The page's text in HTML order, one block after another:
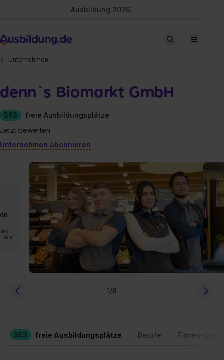
Ausbildung 2026
Stellen finden
Unternehmen
denn`s Biomarkt GmbH
363
freie Ausbildungsplätze
Jetzt bewerten
Unternehmen abonnieren
Mehr
1/8
363 freie Ausbildungsplätze Berufe Firmen-